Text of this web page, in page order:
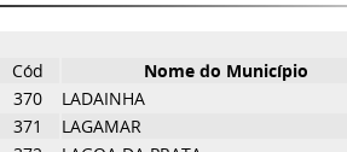
Cód Nome do Município
370
LADAINHA
371
LAGAMAR